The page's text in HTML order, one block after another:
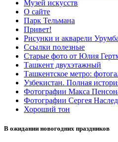
Музей искусств
О сайте
Парк Тельмана
Привет!
Рисунки и акварели
Ссылки полезные
Старые фото от Юлия
Ташкент двухэтажный
Ташкентское метро:
Узбекистан. Полная
Фотографии Макса
Фотографии Сергея
Хороший тон
В ожидании новогодних праздников